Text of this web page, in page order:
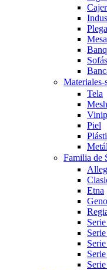
Sofás
Materiales-
Tela
Mesh
Piel
Familia de
Etna